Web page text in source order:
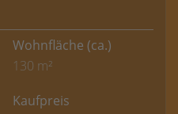
Wohnfläche (ca.)
130 m²
Kaufpreis